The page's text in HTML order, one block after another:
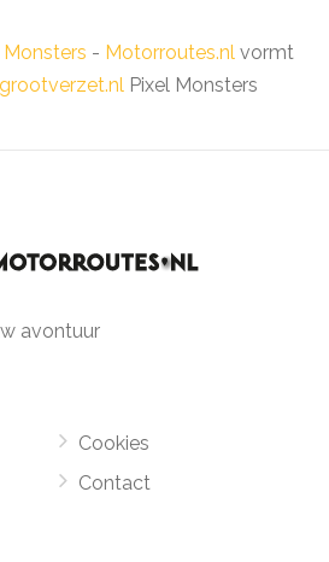
Monsters - Motorroutes.nlvormt
grootverzet.nlPixel Monsters
avontuur
Cookies
Contact